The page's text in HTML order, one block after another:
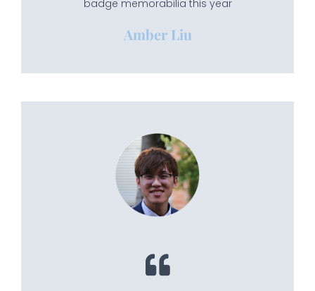
badge memorabilia this year
Amber Liu